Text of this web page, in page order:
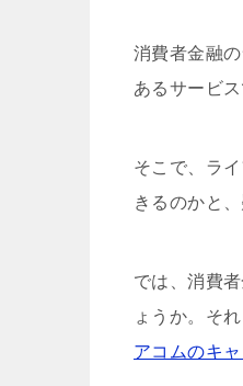
消費者金融
あるサービス
そこで、ラ
きるのかと
では、消費
ょうか。そ
アコムのキ